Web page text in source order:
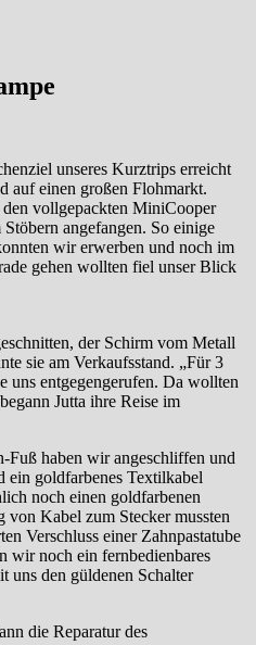
unseres Kurztrips erreicht
auf einen großen Flohmarkt.
vollgepackten MiniCooper
angefangen. So einige
wir erwerben und noch im
gehen wollten fiel unser Blick
der Schirm vom Metall
sie am Verkaufsstand. „Für 3
uns entgegengerufen. Da wollten
Jutta ihre Reise im
Fuß haben wir angeschliffen und
ein goldfarbenes Textilkabel
noch einen goldfarbenen
von Kabel zum Stecker mussten
Verschluss einer Zahnpastatube
wir noch ein fernbedienbares
uns den güldenen Schalter
die Reparatur des